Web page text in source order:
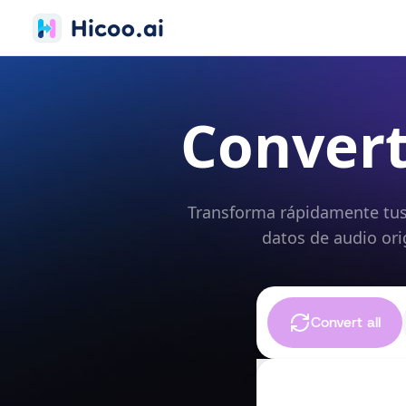
Transforma rápidamente
datos de audio